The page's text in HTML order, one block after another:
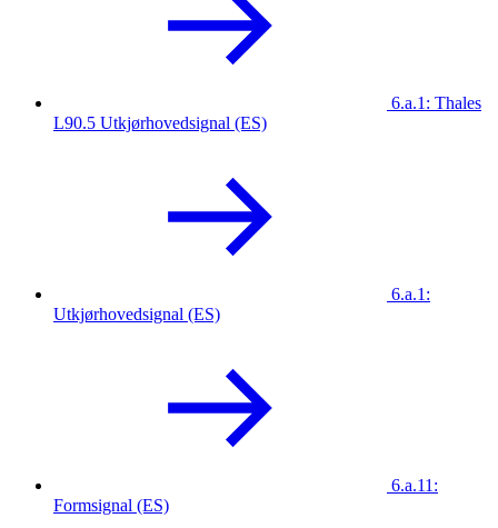
6.a.1: Thales
L90.5 Utkjørhovedsignal (ES)
6.a.1:
Utkjørhovedsignal (ES)
6.a.11:
Formsignal (ES)